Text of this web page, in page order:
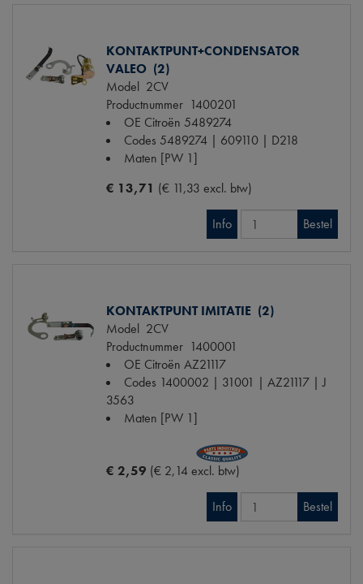
KONTAKTPUNT+CONDENSATOR
VALEO (2)
Model 2CV
Productnummer 1400201
OE Citroën 5489274
Codes 5489274 | 609110 | D218
Maten [PW 1]
€ 13,71 (€ 11,33 excl. btw)
Info Bestel
KONTAKTPUNT IMITATIE (2)
Model 2CV
Productnummer 1400001
OE Citroën AZ21117
Codes 1400002 | 31001 | AZ21117 | J
3563
Maten [PW 1]
€ 2,59 (€ 2,14 excl. btw)
Info Bestel